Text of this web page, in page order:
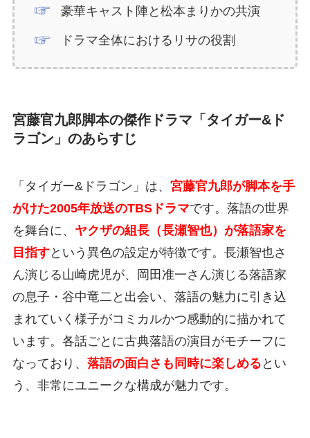
豪華キャスト陣と松本まりかの共演
ドラマ全体におけるリサの役割
宮藤官九郎脚本の傑作ドラマ「タイガー&ド
ラゴン」のあらすじ
「タイガー&ドラゴン」は、 宮藤官九郎が脚本を手
がけた2005年放送のTBSドラマです。落語の世界
を舞台に、 ヤクザの組長（長瀬智也）が落語家を
目指すという異色の設定が特徴です。長瀬智也さ
ん演じる山崎虎児が、岡田准一さん演じる落語家
の息子・谷中竜二と出会い、落語の魅力に引き込
まれていく様子がコミカルかつ感動的に描かれて
います。各話ごとに古典落語の演目がモチーフに
なっており、 落語の面白さも同時に楽しめる とい
う、非常にユニークな構成が魅力です。